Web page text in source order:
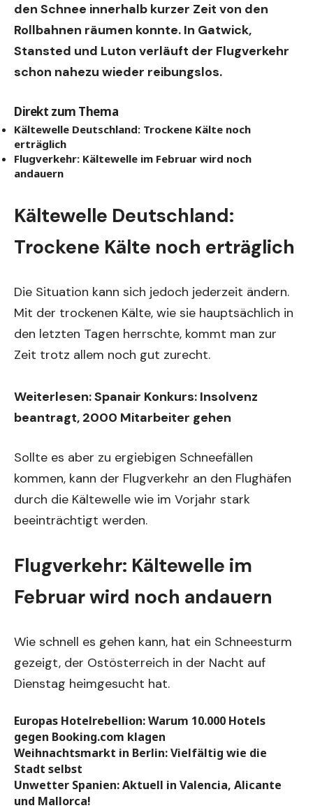
den Schnee innerhalb kurzer Zeit von den
Rollbahnen räumen konnte. In Gatwick,
Stansted und Luton verläuft der Flugverkehr
schon nahezu wieder reibungslos.
Direkt zum Thema
Kältewelle Deutschland: Trockene Kälte noch
erträglich
Flugverkehr: Kältewelle im Februar wird noch
andauern
Kältewelle Deutschland:
Trockene Kälte noch erträglich
Die Situation kann sich jedoch jederzeit ändern.
Mit der trockenen Kälte, wie sie hauptsächlich in
den letzten Tagen herrschte, kommt man zur
Zeit trotz allem noch gut zurecht.
Weiterlesen:Spanair Konkurs: Insolvenz
beantragt, 2000 Mitarbeiter gehen
Sollte es aber zu ergiebigen Schneefällen
kommen, kann der Flugverkehr an den Flughäfen
durch die Kältewelle wie im Vorjahr stark
beeinträchtigt werden.
Flugverkehr: Kältewelle im
Februar wird noch andauern
Wie schnell es gehen kann, hat ein Schneesturm
gezeigt, der Ostösterreich in der Nacht auf
Dienstag heimgesucht hat.
Europas Hotelrebellion: Warum 10.000 Hotels
gegen Booking.com klagen
Weihnachtsmarkt in Berlin: Vielfältig wie die
Stadt selbst
Unwetter Spanien: Aktuell in Valencia, Alicante
und Mallorca!